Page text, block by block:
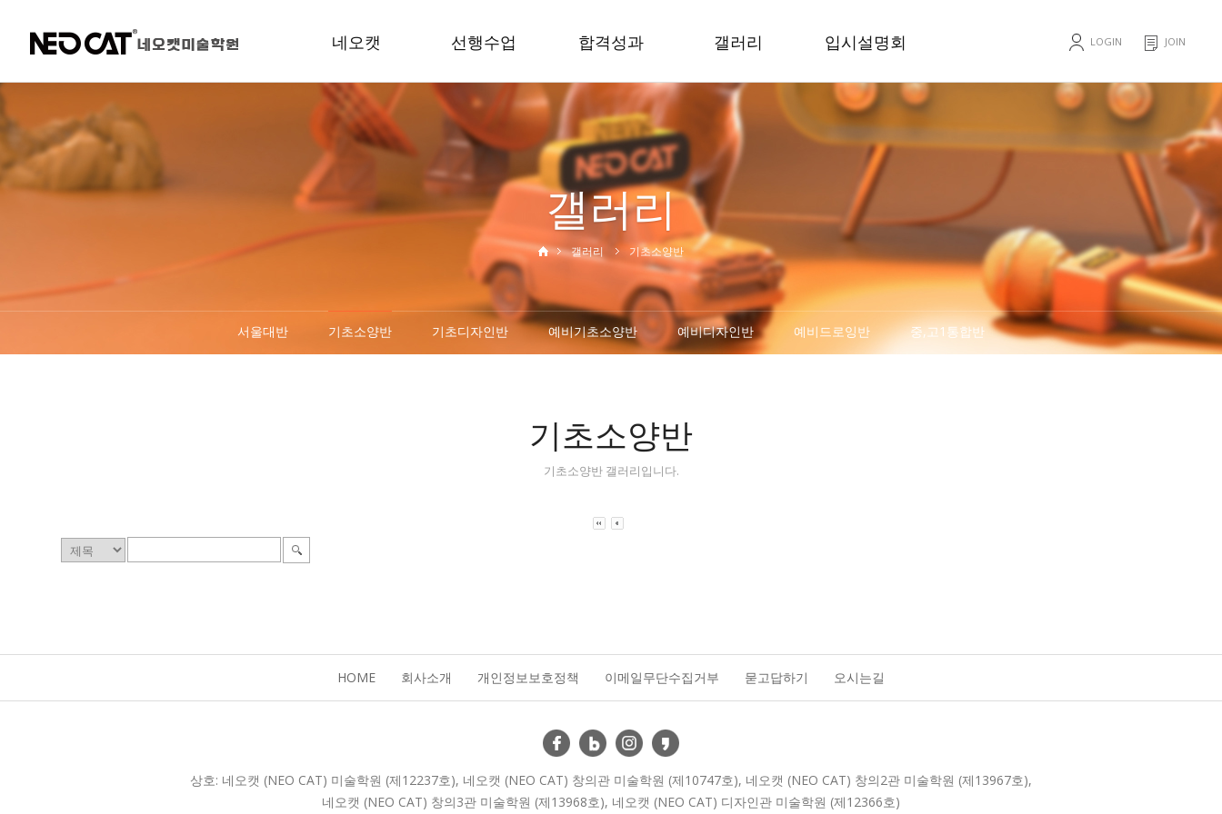
LOGIN JOIN
네오캣
e-브로셔
학원소개
규정안내
선행수업
예비 선행반
수시 집중반
합격성과
2026합격성과
2025합격성과
2024합격성과
2023합격성과
합격수기
갤러리
서울대반
기초소양반
기초디자인반
예비기초소양반
예비디자인반
예비드로잉반
중,고1통합반
입시설명회
입시설명회
갤러리
갤러리 기초소양반
서울대반 기초소양반 기초디자인반 예비기초소양반 예비디자인반 예비드로잉반 중,고1통합반
기초소양반
기초소양반 갤러리입니다.
HOME 회사소개 개인정보보호정책 이메일무단수집거부 묻고답하기 오시는길
상호: 네오캣 (NEO CAT) 미술학원 (제12237호), 네오캣 (NEO CAT) 창의관 미술학원 (제10747호), 네오캣 (NEO CAT) 창의2관 미술학원 (제13967호),
네오캣 (NEO CAT) 창의3관 미술학원 (제13968호), 네오캣 (NEO CAT) 디자인관 미술학원 (제12366호)